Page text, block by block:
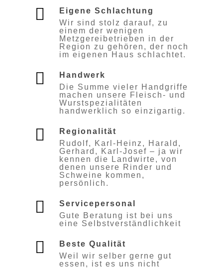
Eigene Schlachtung
Wir sind stolz darauf, zu
einem der wenigen
Metzgereibetrieben in der
Region zu gehören, der noch
im eigenen Haus schlachtet.
Handwerk
Die Summe vieler Handgriffe
machen unsere Fleisch- und
Wurstspezialitäten
handwerklich so einzigartig.
Regionalität
Rudolf, Karl-Heinz, Harald,
Gerhard, Karl-Josef – ja wir
kennen die Landwirte, von
denen unsere Rinder und
Schweine kommen,
persönlich.
Servicepersonal
Gute Beratung ist bei uns
eine Selbstverständlichkeit
Beste Qualität
Weil wir selber gerne gut
essen, ist es uns nicht